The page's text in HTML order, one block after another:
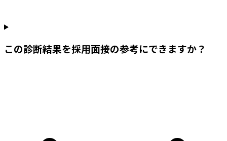
この診断結果を採用面接の参考にできますか？